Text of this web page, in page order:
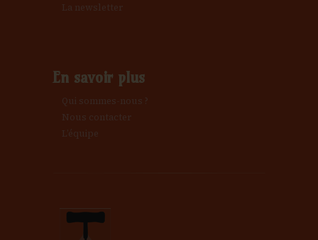
La newsletter
En savoir plus
Qui sommes-nous ?
Nous contacter
L’équipe